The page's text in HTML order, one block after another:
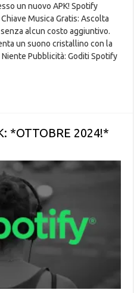
un nuovo APK! Spotify
Musica Gratis: Ascolta
alcun costo aggiuntivo.
un suono cristallino con la
Pubblicità: Goditi Spotify
*OTTOBRE 2024!*